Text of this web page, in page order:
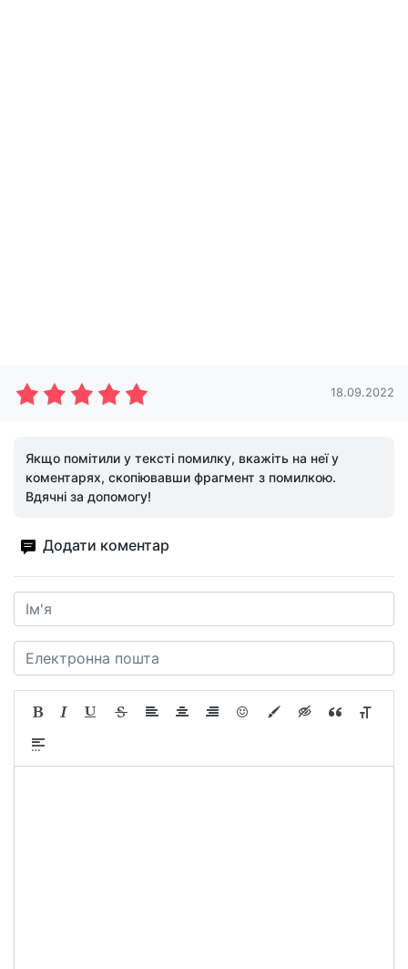
18.09.2022
Якщо помітили у тексті помилку, вкажіть на неї у
коментарях, скопіювавши фрагмент з помилкою.
Вдячні за допомогу!
Додати коментар